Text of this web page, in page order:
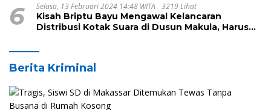
6 Selasa, 13 Februari 2024 14:48 WITA 3219 Lihat
Kisah Briptu Bayu Mengawal Kelancaran
Distribusi Kotak Suara di Dusun Makula, Harus
Berita Kriminal